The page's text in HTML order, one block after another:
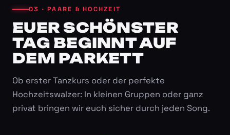
03 · PAARE & HOCHZEIT
EUER SCHÖNSTER
TAG BEGINNT AUF
DEM PARKETT
Ob erster Tanzkurs oder der perfekte
Hochzeitswalzer: In kleinen Gruppen oder ganz
privat bringen wir euch sicher durch jeden Song.